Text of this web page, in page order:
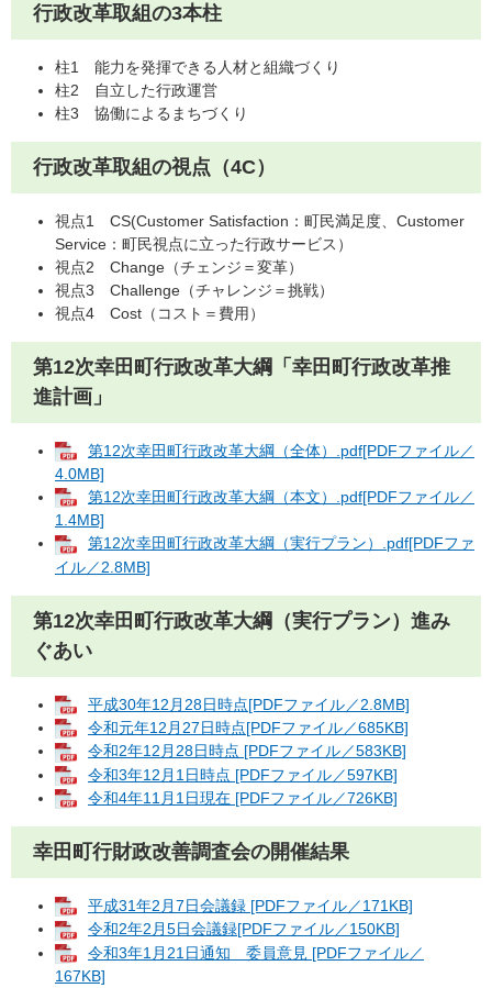
行政改革取組の3本柱
柱1 能力を発揮できる人材と組織づくり
柱2 自立した行政運営
柱3 協働によるまちづくり
行政改革取組の視点（4C）
視点1 CS(Customer Satisfaction：町民満足度、Customer
Service：町民視点に立った行政サービス）
視点2 Change（チェンジ＝変革）
視点3 Challenge（チャレンジ＝挑戦）
視点4 Cost（コスト＝費用）
第12次幸田町行政改革大綱「幸田町行政改革推
進計画」
第12次幸田町行政改革大綱（全体）.pdf[PDFファイル／
4.0MB]
第12次幸田町行政改革大綱（本文）.pdf[PDFファイル／
1.4MB]
第12次幸田町行政改革大綱（実行プラン）.pdf[PDFファ
イル／2.8MB]
第12次幸田町行政改革大綱（実行プラン）進み
ぐあい
平成30年12月28日時点[PDFファイル／2.8MB]
令和元年12月27日時点[PDFファイル／685KB]
令和2年12月28日時点 [PDFファイル／583KB]
令和3年12月1日時点 [PDFファイル／597KB]
令和4年11月1日現在 [PDFファイル／726KB]
幸田町行財政改善調査会の開催結果
平成31年2月7日会議録 [PDFファイル／171KB]
令和2年2月5日会議録[PDFファイル／150KB]
令和3年1月21日通知 委員意見 [PDFファイル／
167KB]